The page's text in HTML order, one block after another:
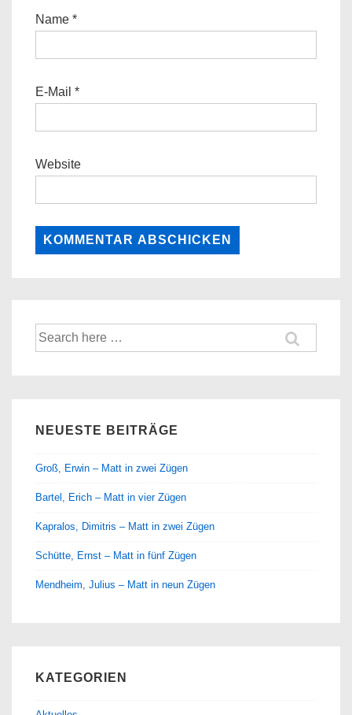
Name *
E-Mail *
Website
Suche
nach:
NEUESTE BEITRÄGE
Groß, Erwin – Matt in zwei Zügen
Bartel, Erich – Matt in vier Zügen
Kapralos, Dimitris – Matt in zwei Zügen
Schütte, Ernst – Matt in fünf Zügen
Mendheim, Julius – Matt in neun Zügen
KATEGORIEN